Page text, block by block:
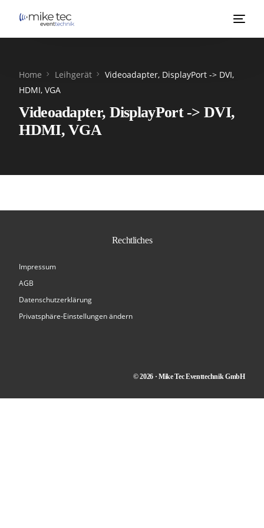
Home Leihgerät
Videoadapter, DisplayPort -> DVI,
HDMI, VGA
Videoadapter, DisplayPort -> DVI,
HDMI, VGA
Rechtliches
Impressum
AGB
Datenschutzerklärung
Privatsphäre-Einstellungen ändern
© 2026 · Mike Tec Eventtechnik GmbH